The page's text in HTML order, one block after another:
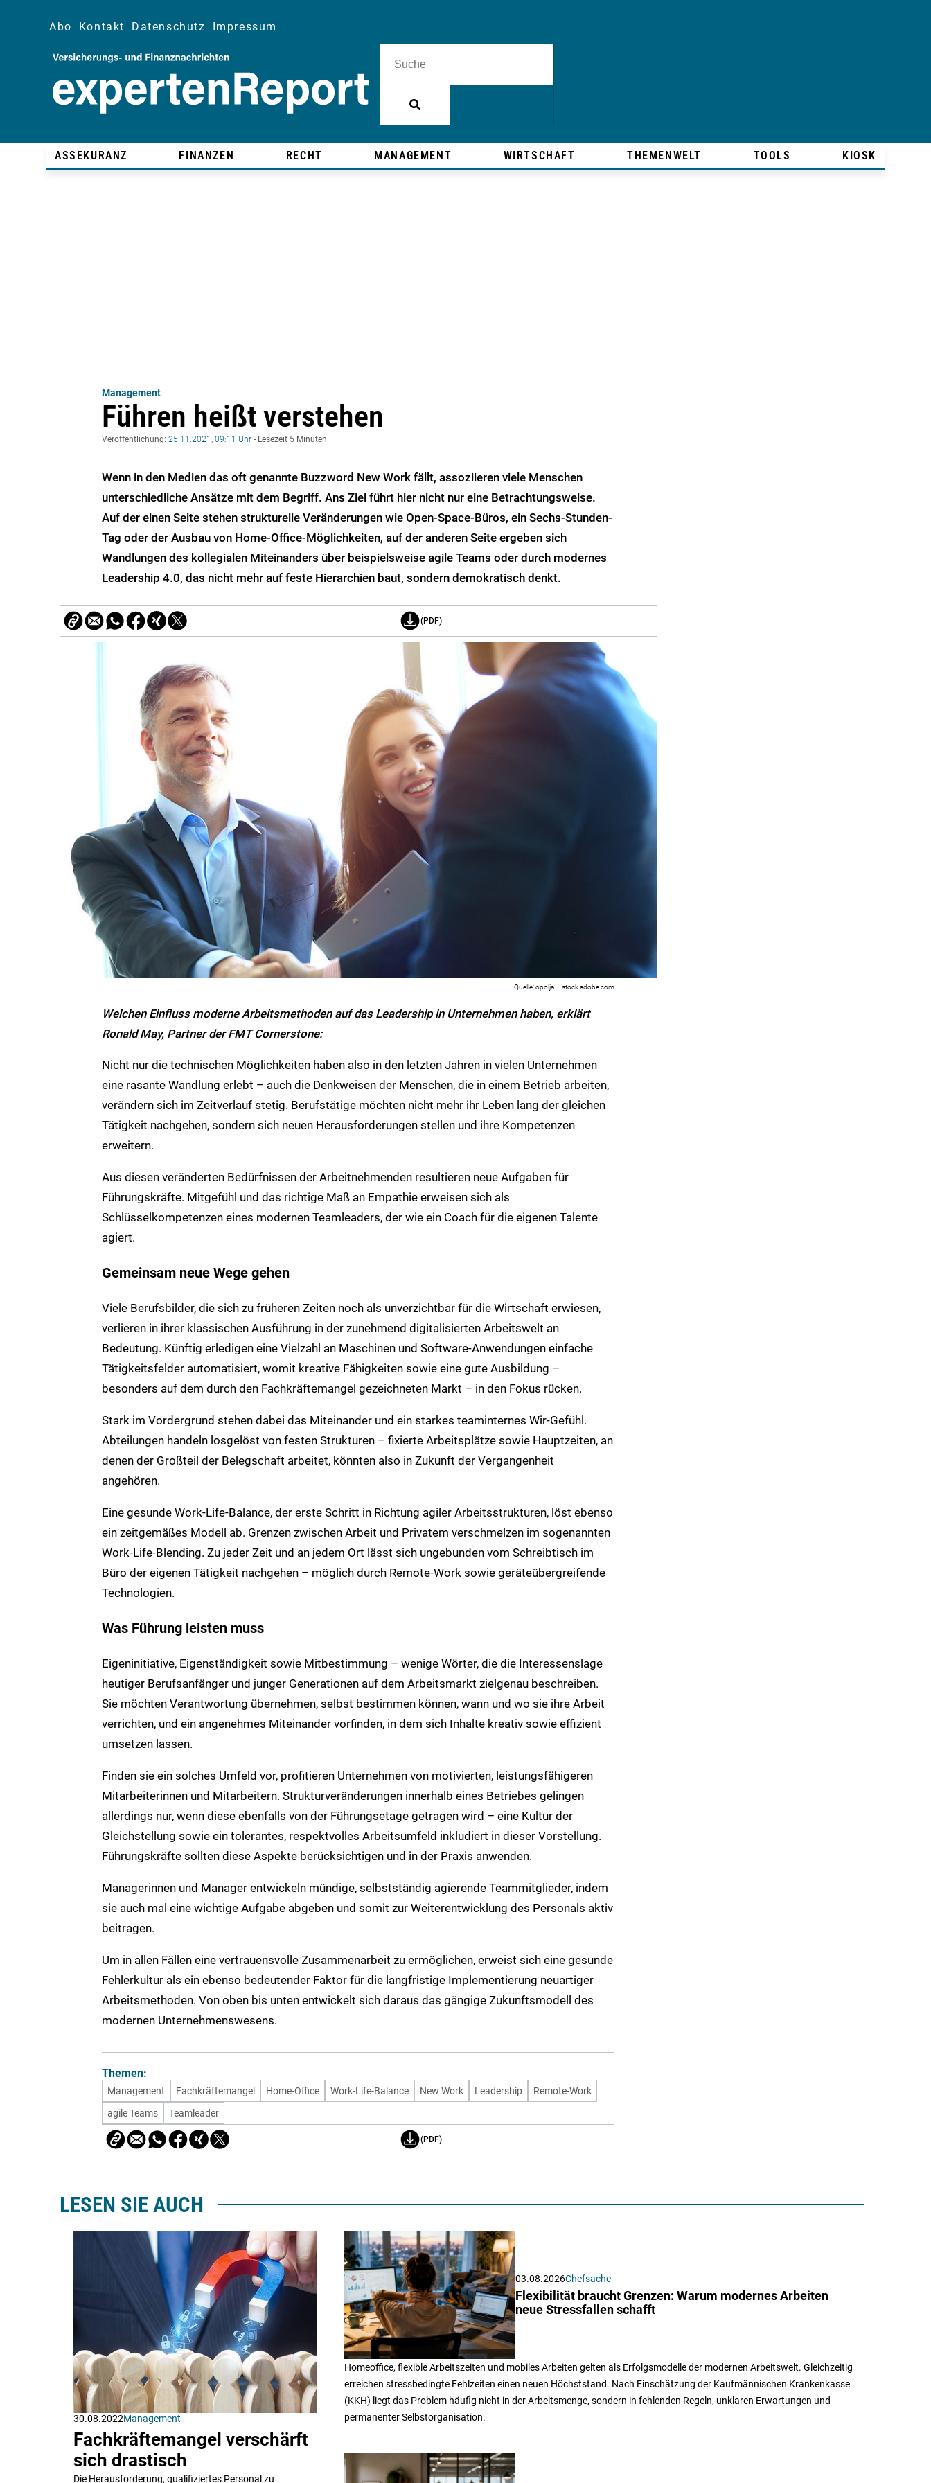
Abo Kontakt Datenschutz Impressum
ASSEKURANZ FINANZEN RECHT MANAGEMENT WIRTSCHAFT THEMENWELT TOOLS KIOSK
Management
Führen heißt verstehen
Veröffentlichung: 25.11.2021, 09:11 Uhr - Lesezeit 5 Minuten
Wenn in den Medien das oft genannte Buzzword New Work fällt, assoziieren viele Menschen
unterschiedliche Ansätze mit dem Begriff. Ans Ziel führt hier nicht nur eine Betrachtungsweise.
Auf der einen Seite stehen strukturelle Veränderungen wie Open-Space-Büros, ein Sechs-Stunden-
Tag oder der Ausbau von Home-Office-Möglichkeiten, auf der anderen Seite ergeben sich
Wandlungen des kollegialen Miteinanders über beispielsweise agile Teams oder durch modernes
Leadership 4.0, das nicht mehr auf feste Hierarchien baut, sondern demokratisch denkt.
(PDF)
opolja – stock.adobe.com
Welchen Einfluss moderne Arbeitsmethoden auf das Leadership in Unternehmen haben, erklärt
Ronald May, Partner der FMT Cornerstone:
Nicht nur die technischen Möglichkeiten haben also in den letzten Jahren in vielen Unternehmen
eine rasante Wandlung erlebt – auch die Denkweisen der Menschen, die in einem Betrieb arbeiten,
verändern sich im Zeitverlauf stetig. Berufstätige möchten nicht mehr ihr Leben lang der gleichen
Tätigkeit nachgehen, sondern sich neuen Herausforderungen stellen und ihre Kompetenzen
erweitern.
Aus diesen veränderten Bedürfnissen der Arbeitnehmenden resultieren neue Aufgaben für
Führungskräfte. Mitgefühl und das richtige Maß an Empathie erweisen sich als
Schlüsselkompetenzen eines modernen Teamleaders, der wie ein Coach für die eigenen Talente
agiert.
Gemeinsam neue Wege gehen
Viele Berufsbilder, die sich zu früheren Zeiten noch als unverzichtbar für die Wirtschaft erwiesen,
verlieren in ihrer klassischen Ausführung in der zunehmend digitalisierten Arbeitswelt an
Bedeutung. Künftig erledigen eine Vielzahl an Maschinen und Software-Anwendungen einfache
Tätigkeitsfelder automatisiert, womit kreative Fähigkeiten sowie eine gute Ausbildung –
besonders auf dem durch den Fachkräftemangel gezeichneten Markt – in den Fokus rücken.
Stark im Vordergrund stehen dabei das Miteinander und ein starkes teaminternes Wir-Gefühl.
Abteilungen handeln losgelöst von festen Strukturen – fixierte Arbeitsplätze sowie Hauptzeiten, an
denen der Großteil der Belegschaft arbeitet, könnten also in Zukunft der Vergangenheit
angehören.
Eine gesunde Work-Life-Balance, der erste Schritt in Richtung agiler Arbeitsstrukturen, löst ebenso
ein zeitgemäßes Modell ab. Grenzen zwischen Arbeit und Privatem verschmelzen im sogenannten
Work-Life-Blending. Zu jeder Zeit und an jedem Ort lässt sich ungebunden vom Schreibtisch im
Büro der eigenen Tätigkeit nachgehen – möglich durch Remote-Work sowie geräteübergreifende
Technologien.
Was Führung leisten muss
Eigeninitiative, Eigenständigkeit sowie Mitbestimmung – wenige Wörter, die die Interessenslage
heutiger Berufsanfänger und junger Generationen auf dem Arbeitsmarkt zielgenau beschreiben.
Sie möchten Verantwortung übernehmen, selbst bestimmen können, wann und wo sie ihre Arbeit
verrichten, und ein angenehmes Miteinander vorfinden, in dem sich Inhalte kreativ sowie effizient
umsetzen lassen.
Finden sie ein solches Umfeld vor, profitieren Unternehmen von motivierten, leistungsfähigeren
Mitarbeiterinnen und Mitarbeitern. Strukturveränderungen innerhalb eines Betriebes gelingen
allerdings nur, wenn diese ebenfalls von der Führungsetage getragen wird – eine Kultur der
Gleichstellung sowie ein tolerantes, respektvolles Arbeitsumfeld inkludiert in dieser Vorstellung.
Führungskräfte sollten diese Aspekte berücksichtigen und in der Praxis anwenden.
Managerinnen und Manager entwickeln mündige, selbstständig agierende Teammitglieder, indem
sie auch mal eine wichtige Aufgabe abgeben und somit zur Weiterentwicklung des Personals aktiv
beitragen.
Um in allen Fällen eine vertrauensvolle Zusammenarbeit zu ermöglichen, erweist sich eine gesunde
Fehlerkultur als ein ebenso bedeutender Faktor für die langfristige Implementierung neuartiger
Arbeitsmethoden. Von oben bis unten entwickelt sich daraus das gängige Zukunftsmodell des
modernen Unternehmenswesens.
Themen:
Management Fachkräftemangel Home-Office Work-Life-Balance New Work Leadership
Remote-Work
agile Teams
Teamleader
(PDF)
LESEN SIE AUCH
30.08.2022Management
Fachkräftemangel verschärft
sich drastisch
Die Herausforderung, qualifiziertes Personal zu
03.08.2026Chefsache
Flexibilität braucht Grenzen: Warum modernes Arbeiten
neue Stressfallen schafft
Homeoffice, flexible Arbeitszeiten und mobiles Arbeiten gelten als Erfolgsmodelle der modernen Arbeitswelt. Gleichzeitig
erreichen stressbedingte Fehlzeiten einen neuen Höchststand. Nach Einschätzung der Kaufmännischen Krankenkasse
(KKH) liegt das Problem häufig nicht in der Arbeitsmenge, sondern in fehlenden Regeln, unklaren Erwartungen und
permanenter Selbstorganisation.